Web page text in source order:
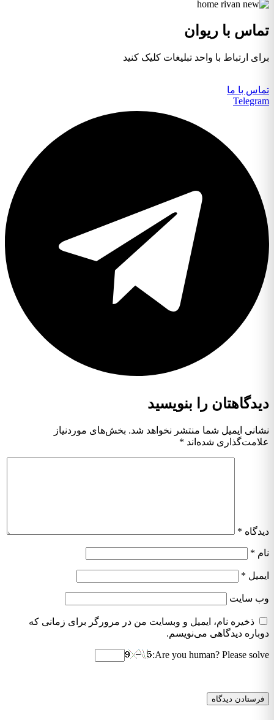
تماس با ریوان
برای ارتباط با واحد تبلیغات کلیک کنید
تماس با ما
Telegram
دیدگاهتان را بنویسید
نشانی ایمیل شما منتشر نخواهد شد. بخش‌های موردنیاز
علامت‌گذاری شده‌اند *
دیدگاه *
نام *
ایمیل *
وب‌ سایت
ذخیره نام، ایمیل و وبسایت من در مرورگر برای زمانی که
دوباره دیدگاهی می‌نویسم.
Are you human? Please solve: